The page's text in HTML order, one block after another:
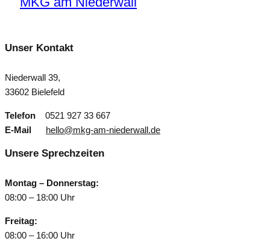
Unser Kontakt
Niederwall 39,
33602 Bielefeld
Telefon 0521 927 33 667
E-Mail
hello@mkg-am-niederwall.de
Unsere Sprechzeiten
Montag – Donnerstag:
08:00 – 18:00 Uhr
Freitag:
08:00 – 16:00 Uhr